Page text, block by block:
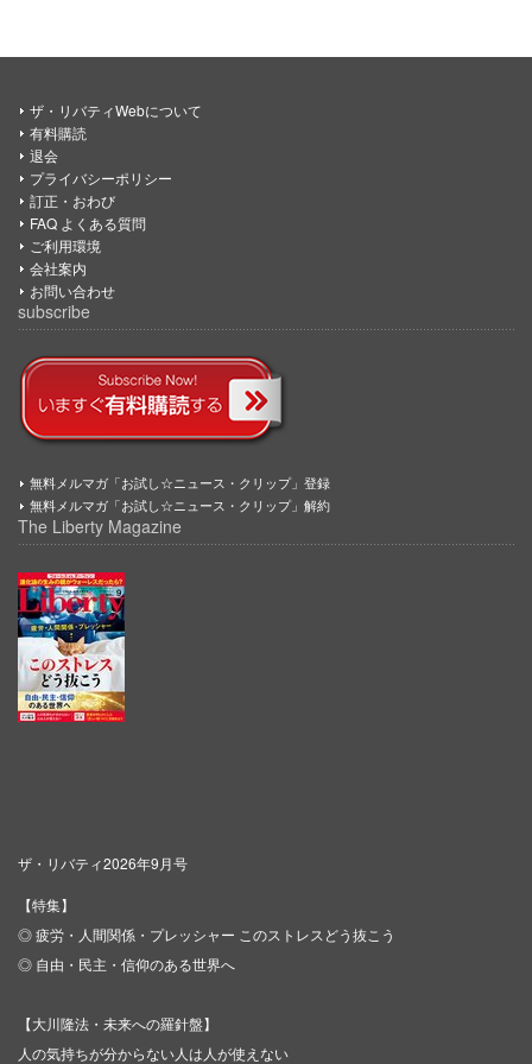
ザ・リバティWebについて
有料購読
退会
プライバシーポリシー
訂正・おわび
FAQ よくある質問
ご利用環境
会社案内
お問い合わせ
subscribe
無料メルマガ「お試し☆ニュース・クリップ」登録
無料メルマガ「お試し☆ニュース・クリップ」解約
The Liberty Magazine
ザ・リバティ2026年9月号
【特集】
◎ 疲労・人間関係・プレッシャー このストレスどう抜こう
◎ 自由・民主・信仰のある世界へ
【大川隆法・未来への羅針盤】
人の気持ちが分からない人は人が使えない